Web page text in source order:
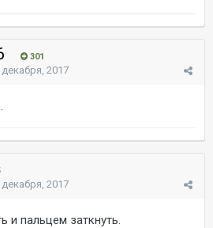
301
декабря, 2017
декабря, 2017
и пальцем заткнуть.